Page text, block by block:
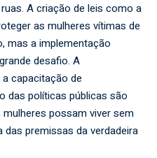
A criação de leis como a
as mulheres vítimas de
mas a implementação
desafio. A
capacitação de
das políticas públicas são
possam viver sem
das premissas da verdadeira